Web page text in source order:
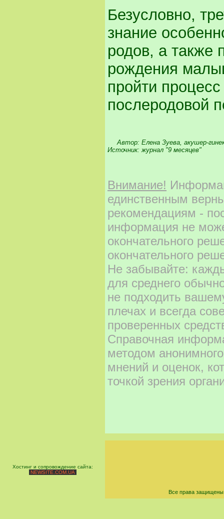
Безусловно,
знание
родов, а
рождения
пройти
послеродовой
Автор: Елена Зуева, акушер-
Источник:журнал "9 месяцев"
Внимание!
единственным
рекомендациям -
информация не
окончательного
окончательного
Не забывайте:
для среднего
не подходить
плечах и всегда
проверенных
Справочная
методом
мнений и оценок,
точкой зрения
Хостинг и сопровождение сайта:
NEWSITE.COM.UA
Все права